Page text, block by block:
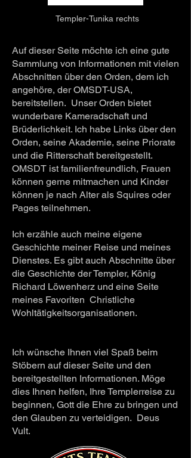
Templer-Tunika rechts
Auf dieser Seite möchte ich eine gute
Sammlung von Informationen mit vielen
Abschnitten über den Orden, dem ich
angehöre, der OMSDT-USA,
bereitstellen. Unser Orden bietet
wunderbare Kameradschaft und
Brüderlichkeit. Ich habe Links über den
Orden, seine Akademie, seine Priorate
und die Ritterschaft bereitgestellt.
OMSDT ist familienfreundlich, Frauen
können gerne mitmachen und Kinder
können je nach Alter als Squires oder
Pages teilnehmen.
Ich erzähle auch meine eigene
Geschichte meiner Reise und meines
Dienstes. Es gibt auch Abschnitte über
die Geschichte der Templer, König
Richard Löwenherz und eine Seite
meines Favoriten Christliche
Wohltätigkeitsorganisationen.
Ich wünsche Ihnen viel Spaß beim
Stöbern auf dieser Seite und den
bereitgestellten Informationen. Möge
dies Ihnen helfen, Ihre Templerreise zu
beginnen, Gott die Ehre zu bringen und
den Glauben zu verteidigen. Deus
Vult.